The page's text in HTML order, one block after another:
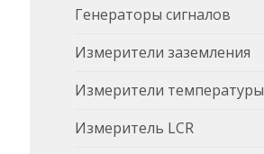
Генераторы сигналов
Измерители заземления
Измерители температуры
Измеритель LCR